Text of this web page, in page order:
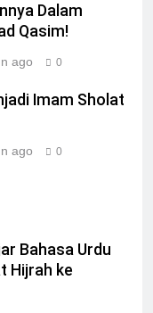
Dalam
Qasim!
ago 0
Imam Sholat
ago 0
Bahasa Urdu
Hijrah ke